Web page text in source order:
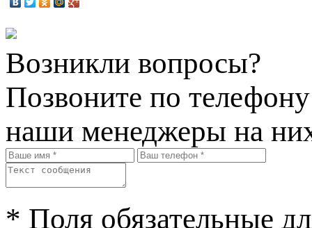
Возникли вопросы?
Позвоните по
наши менеджеры на
* Поля обязательные